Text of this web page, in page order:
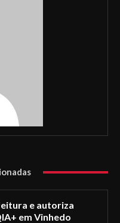
e autoriza
em Vinhedo